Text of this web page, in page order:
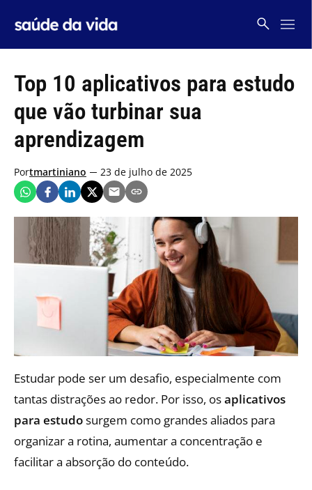
Top 10 aplicativos para estudo
que vão turbinar sua
aprendizagem
Portmartiniano 23 de julho de 2025
Estudar pode ser um desafio, especialmente com
tantas distrações ao redor. Por isso, osaplicativos
para estudosurgem como grandes aliados para
organizar a rotina, aumentar a concentração e
facilitar a absorção do conteúdo.